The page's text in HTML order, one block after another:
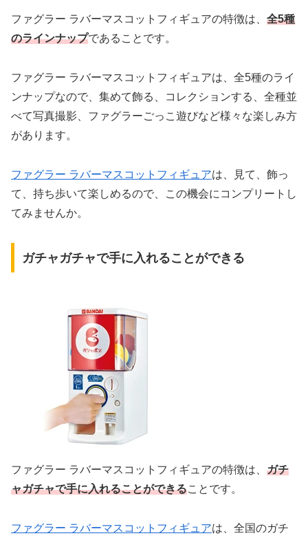
ファグラー ラバーマスコットフィギュアの特徴は、 全5種
のラインナップであることです。
ファグラー ラバーマスコットフィギュアは、全5種のライ
ンナップなので、集めて飾る、コレクションする、全種並
べて写真撮影、ファグラーごっこ遊びなど様々な楽しみ方
があります。
ファグラー ラバーマスコットフィギュアは、見て、飾っ
て、持ち歩いて楽しめるので、この機会にコンプリートし
てみませんか。
ガチャガチャで手に入れることができる
ファグラー ラバーマスコットフィギュアの特徴は、 ガチ
ャガチャで手に入れることができることです。
ファグラー ラバーマスコットフィギュアは、全国のガチ